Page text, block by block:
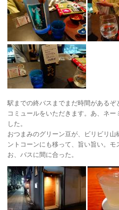
駅までの終バスまでまだ時間があるぞ
コミュールをいただきます。あ、ネ
した。
おつまみのグリーン豆が、ビリビリ
ントコーンにも移って、旨い旨い。モ
お、バスに間に合った。